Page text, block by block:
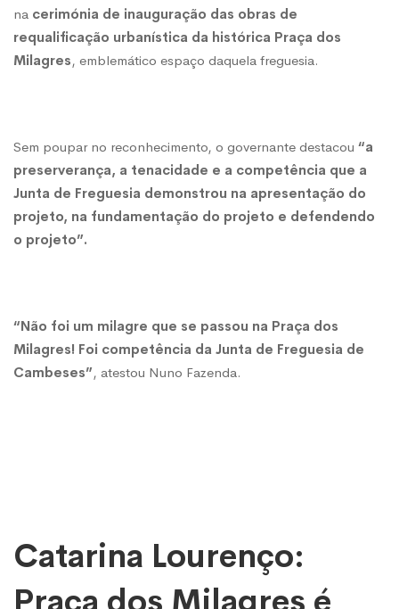
Praça
Milagres
na cerimónia de inauguração das obras de
requalificação urbanística da histórica Praça dos
Milagres, emblemático espaço daquela freguesia.
Sem poupar no reconhecimento, o governante destacou “a
preserverança, a tenacidade e a competência que a
Junta de Freguesia demonstrou na apresentação do
projeto, na fundamentação do projeto e defendendo
o projeto”.
“Não foi um milagre que se passou na Praça dos
Milagres! Foi competência da Junta de Freguesia de
Cambeses”, atestou Nuno Fazenda.
Catarina Lourenço: